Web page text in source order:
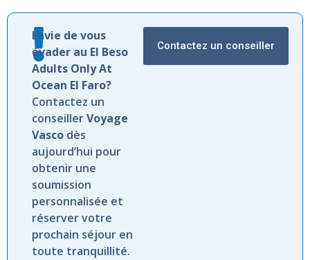
Envie de vous
évader au El Beso
Adults Only At
Ocean El Faro?
Contactez un
conseillerVoyage
Vascodès
aujourd’hui pour
obtenir une
soumission
personnalisée et
réserver votre
prochain séjour en
toute tranquillité.
Contactez un conseiller